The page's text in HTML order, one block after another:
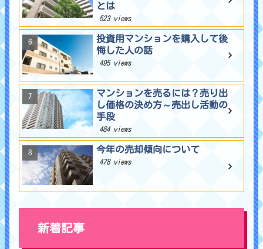
とは
523 views
投資用マンションを購入して後
悔した人の話
495 views
マンションを売るには？売り出
し価格の決め方～売出し活動の
手段
484 views
今年の売却傾向について
478 views
新着記事